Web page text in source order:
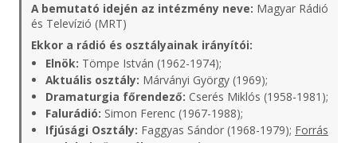
A bemutató idején az intézmény neve: Magyar Rádió
és Televízió (MRT)
Ekkor a rádió és osztályainak irányítói:
Elnök: Tömpe István (1962-1974);
Aktuális osztály: Márványi György (1969);
Dramaturgia főrendező: Cserés Miklós (1958-1981);
Falurádió: Simon Ferenc (1967-1988);
Ifjúsági Osztály: Faggyas Sándor (1968-1979); Forrás